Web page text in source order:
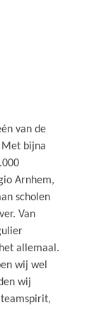
van de
Met bijna
Arnhem,
scholen
Van
allemaal.
wij wel
wij